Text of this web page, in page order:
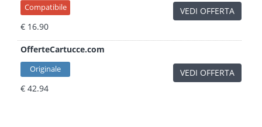
Compatibile
€ 16.90
VEDI OFFERTA
OfferteCartucce.com
Originale
€ 42.94
VEDI OFFERTA